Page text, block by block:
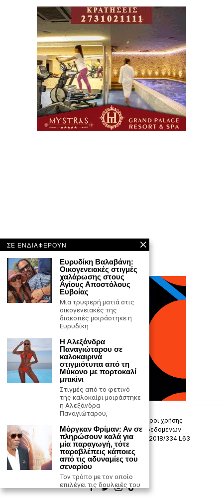
Όροι χρήσης
Πολιτική προστασίας προσωπικών δεδομένων
Δήλωση συμμόρφωσης -σύσταση (ΕΕ) 2018/334 L63
Μ.Η.Τ. 242033
ΣΕ ΕΝΔΙΑΦΕΡΟΥΝ
Ευρυδίκη Βαλαβάνη:
Οικογενειακές στιγμές
χαλάρωσης στους
Αγίους Αποστόλους
Ευβοίας
Μια τρυφερή ματιά στις
οικογενειακές της
διακοπές μοιράστηκε η
Ευρυδίκη
Η Αλεξάνδρα
Παναγιώταρου σε
καλοκαιρινά
στιγμιότυπα από τη
Μύκονο με πορτοκαλί
μπικίνι
Στιγμές από το φετινό
της καλοκαίρι μοιράστηκε
η Αλεξάνδρα
Παναγιώταρου,
Μόργκαν Φρίμαν: Αν σε
πληρώσουν καλά για
μία παραγωγή, τότε
παραβλέπεις κάποιες
από τις αδυναμίες του
σεναρίου
Τον τρόπο με τον οποίο
επιλέγει τις δουλειές του
περιέγραψε